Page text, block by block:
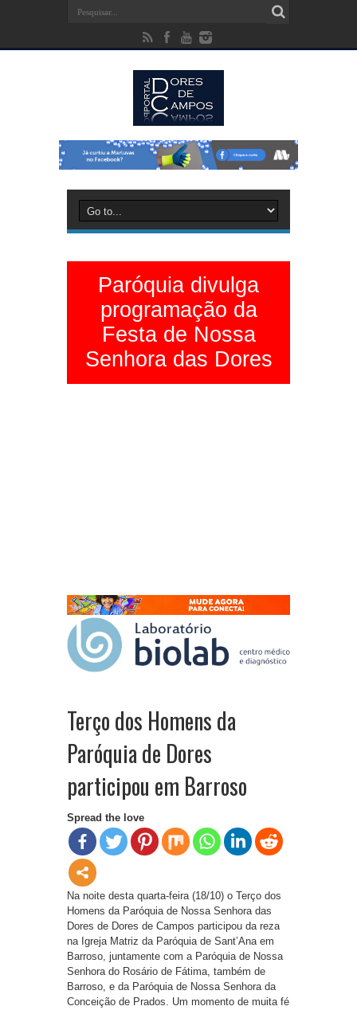
Paróquia divulga
programação da
Festa de Nossa
Senhora das Dores
Terço dos Homens da
Paróquia de Dores
participou em Barroso
Spread the love
Na noite desta quarta-feira (18/10) o Terço dos
Homens da Paróquia de Nossa Senhora das
Dores de Dores de Campos participou da reza
na Igreja Matriz da Paróquia de Sant’Ana em
Barroso, juntamente com a Paróquia de Nossa
Senhora do Rosário de Fátima, também de
Barroso, e da Paróquia de Nossa Senhora da
Conceição de Prados. Um momento de muita fé